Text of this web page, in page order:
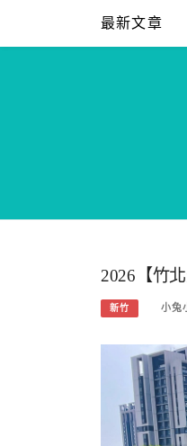
content
最新文章
2026【竹
新竹 小兔